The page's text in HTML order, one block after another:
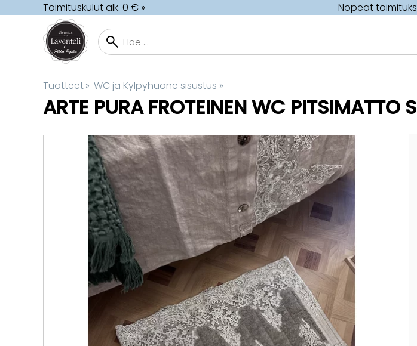
Toimituskulut alk. 0 € » Nopeat
Tuotteet‪» WC ja Kylpyhuone sisustus ‪»
ARTE PURA FROTEINEN WC PITSIMATTO